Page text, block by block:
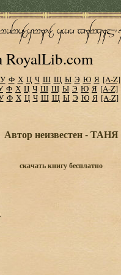
RoyalLib.com
У Ф Х Ц Ч Ш Щ Ы Э Ю Я [A-Z]
Ф Х Ц Ч Ш Щ Ы Э Ю Я [A-Z]
Ф Х Ц Ч Ш Щ Ы Э Ю Я [A-Z]
Автор неизвестен - ТАНЯ
скачать книгу бесплатно